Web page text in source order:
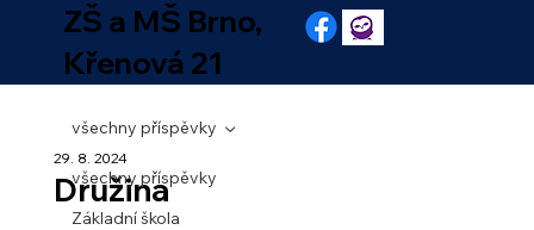
ZŠ a MŠ Brno,
Křenová 21
všechny příspěvky
Základní škola
všechny příspěvky
Družina
29. 8. 2024